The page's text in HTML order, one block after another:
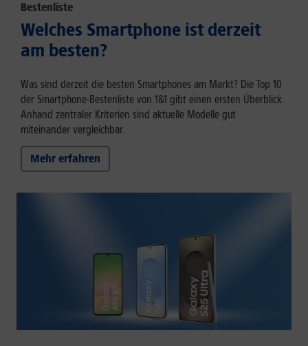
Bestenliste
Welches Smartphone ist derzeit
am besten?
Was sind derzeit die besten Smartphones am Markt? Die Top 10
der Smartphone-Bestenliste von 1&1 gibt einen ersten Überblick.
Anhand zentraler Kriterien sind aktuelle Modelle gut
miteinander vergleichbar.
Mehr erfahren